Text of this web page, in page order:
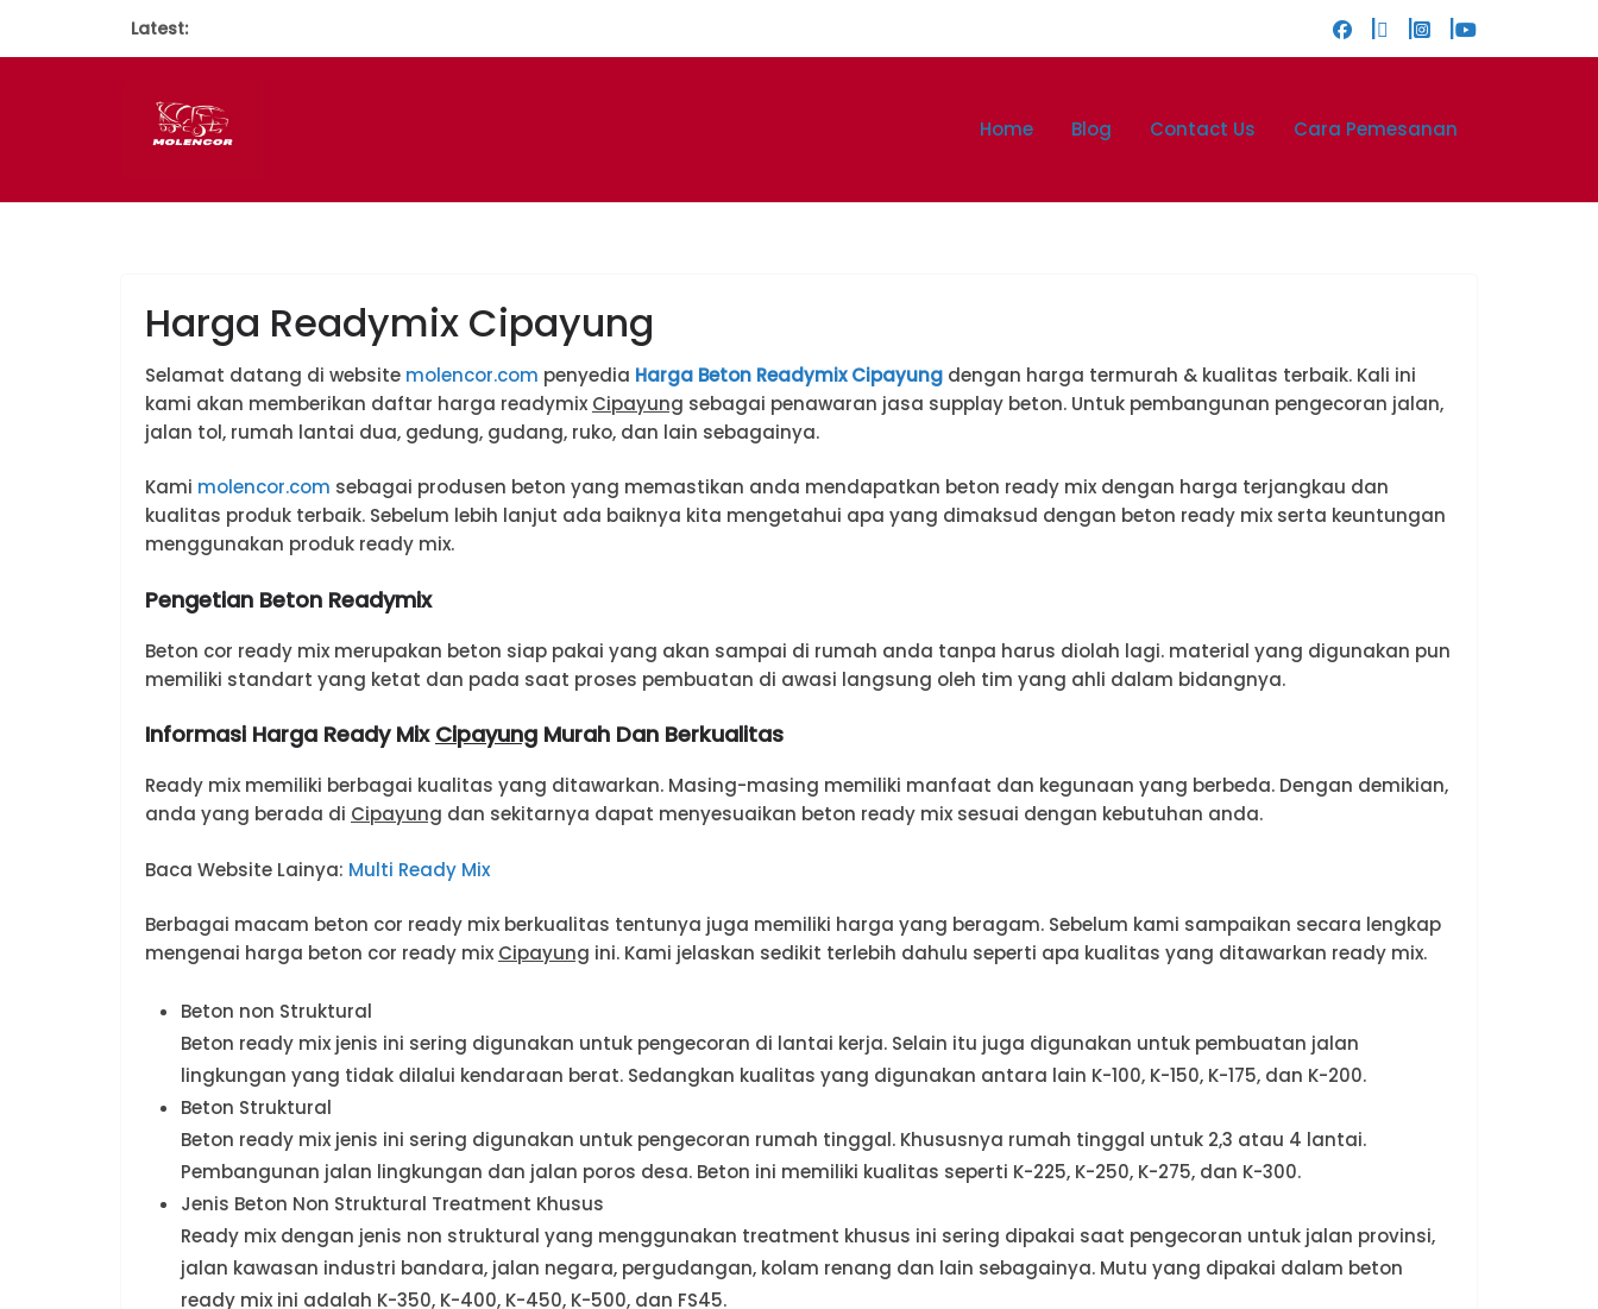
Latest:
Home Blog Contact Us Cara Pemesanan
Harga Readymix Cipayung
Selamat datang di website molencor.com penyedia Harga Beton Readymix Cipayung dengan harga termurah & kualitas terbaik. Kali ini
kami akan memberikan daftar harga readymix Cipayung sebagai penawaran jasa supplay beton. Untuk pembangunan pengecoran jalan,
jalan tol, rumah lantai dua, gedung, gudang, ruko, dan lain sebagainya.
Kami molencor.com sebagai produsen beton yang memastikan anda mendapatkan beton ready mix dengan harga terjangkau dan
kualitas produk terbaik. Sebelum lebih lanjut ada baiknya kita mengetahui apa yang dimaksud dengan beton ready mix serta keuntungan
menggunakan produk ready mix.
Pengetian Beton Readymix
Beton cor ready mix merupakan beton siap pakai yang akan sampai di rumah anda tanpa harus diolah lagi. material yang digunakan pun
memiliki standart yang ketat dan pada saat proses pembuatan di awasi langsung oleh tim yang ahli dalam bidangnya.
Informasi Harga Ready Mix Cipayung Murah Dan Berkualitas
Ready mix memiliki berbagai kualitas yang ditawarkan. Masing-masing memiliki manfaat dan kegunaan yang berbeda. Dengan demikian,
anda yang berada di Cipayung dan sekitarnya dapat menyesuaikan beton ready mix sesuai dengan kebutuhan anda.
Baca Website Lainya: Multi Ready Mix
Berbagai macam beton cor ready mix berkualitas tentunya juga memiliki harga yang beragam. Sebelum kami sampaikan secara lengkap
mengenai harga beton cor ready mix Cipayung ini. Kami jelaskan sedikit terlebih dahulu seperti apa kualitas yang ditawarkan ready mix.
Beton non Struktural
Beton ready mix jenis ini sering digunakan untuk pengecoran di lantai kerja. Selain itu juga digunakan untuk pembuatan jalan
lingkungan yang tidak dilalui kendaraan berat. Sedangkan kualitas yang digunakan antara lain K-100, K-150, K-175, dan K-200.
Beton Struktural
Beton ready mix jenis ini sering digunakan untuk pengecoran rumah tinggal. Khususnya rumah tinggal untuk 2,3 atau 4 lantai.
Pembangunan jalan lingkungan dan jalan poros desa. Beton ini memiliki kualitas seperti K-225, K-250, K-275, dan K-300.
Jenis Beton Non Struktural Treatment Khusus
Ready mix dengan jenis non struktural yang menggunakan treatment khusus ini sering dipakai saat pengecoran untuk jalan provinsi,
jalan kawasan industri bandara, jalan negara, pergudangan, kolam renang dan lain sebagainya. Mutu yang dipakai dalam beton
ready mix ini adalah K-350, K-400, K-450, K-500, dan FS45.